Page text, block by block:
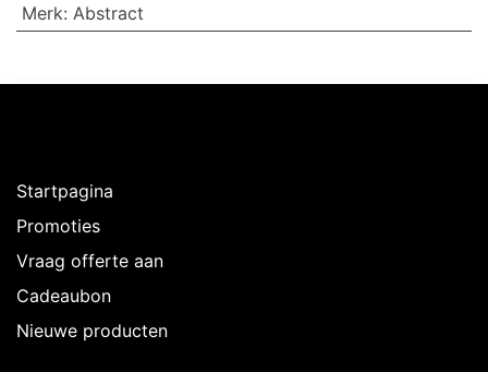
Merk: Abstract
Startpagina
Promoties
Vraag offerte aan
Cadeaubon
Nieuwe producten